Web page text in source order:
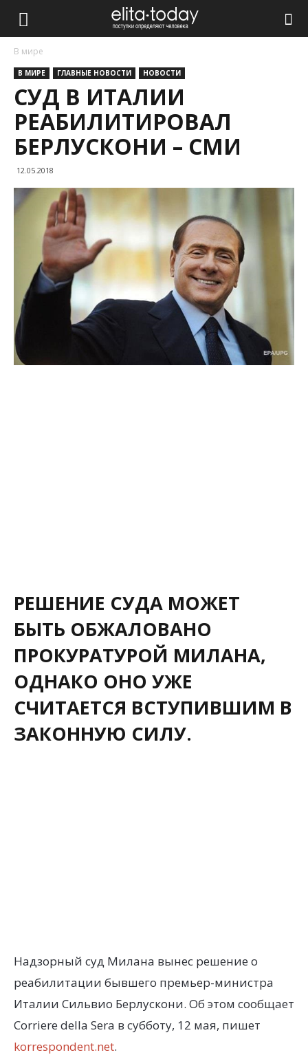
В мире
В МИРЕ ГЛАВНЫЕ НОВОСТИ НОВОСТИ
СУД В ИТАЛИИ
РЕАБИЛИТИРОВАЛ
БЕРЛУСКОНИ – СМИ
12.05.2018
РЕШЕНИЕ СУДА МОЖЕТ
БЫТЬ ОБЖАЛОВАНО
ПРОКУРАТУРОЙ МИЛАНА,
ОДНАКО ОНО УЖЕ
СЧИТАЕТСЯ ВСТУПИВШИМ В
ЗАКОННУЮ СИЛУ.
Надзорный суд Милана вынес решение о
реабилитации бывшего премьер-министра
Италии Сильвио Берлускони. Об этом сообщает
Corriere della Sera в субботу, 12 мая, пишет
korrespondent.net.